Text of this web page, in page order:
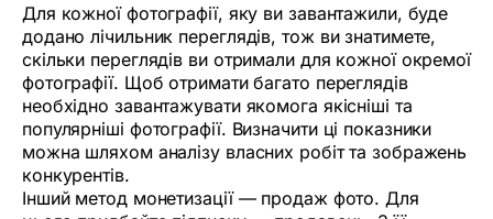
Для кожної фотографії, яку ви завантажили, буде
додано лічильник переглядів, тож ви знатимете,
скільки переглядів ви отримали для кожної окремої
фотографії. Щоб отримати багато переглядів
необхідно завантажувати якомога якісніші та
популярніші фотографії. Визначити ці показники
можна шляхом аналізу власних робіт та зображень
конкурентів.
Інший метод монетизації — продаж фото. Для